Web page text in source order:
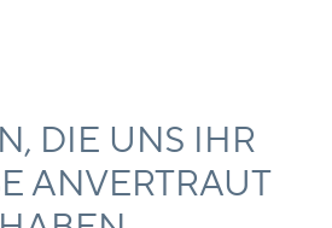
DIE UNS IHR
ANVERTRAUT